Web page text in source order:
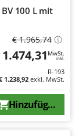
100 L mit
€ 1.965,74
MwSt.
inkl.
R-193
1.238,92 exkl. MwSt.
Hinzufügen